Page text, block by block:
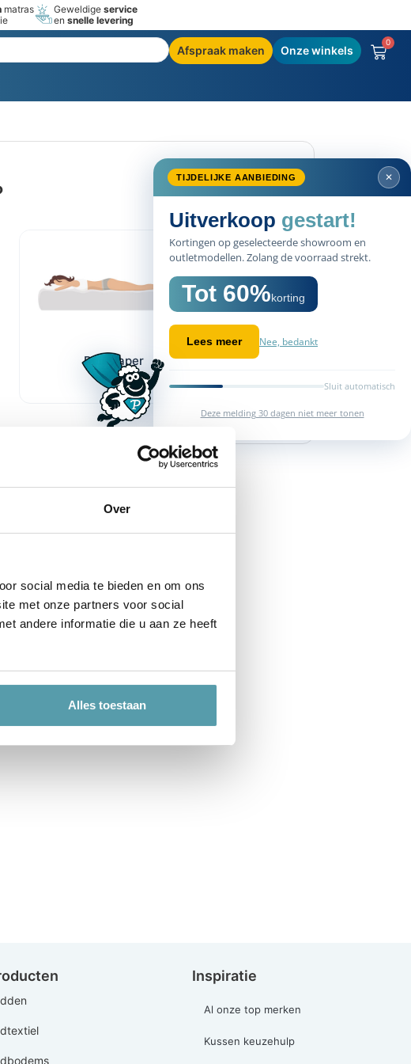
Over
social media te bieden en om ons
met onze partners voor social
andere informatie die u aan ze heeft
Alles toestaan
matras
Geweldigeservice
ensnelle levering
Afspraak maken Onze winkels
0
TIJDELIJKE AANBIEDING ✕
Uitverkoop gestart!
Kortingen op geselecteerde showroom en
outletmodellen. Zolang de voorraad strekt.
Tot 60%korting
Lees meer Nee, bedankt
Sluit automatisch
Deze melding 30 dagen niet meer tonen
1/3
Buikslaper
Inspiratie
Al onze top merken
Kussen keuzehulp